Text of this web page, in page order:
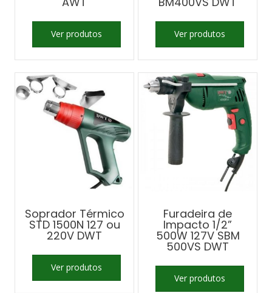
Ver produtos Ver produtos
Soprador Térmico
STD 1500N 127 ou
220V DWT
Ver produtos
Furadeira de
Impacto 1/2”
500W 127V SBM
500VS DWT
Ver produtos